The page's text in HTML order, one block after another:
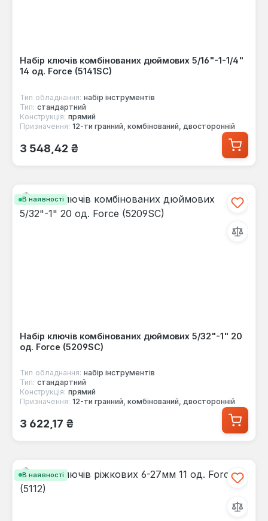
Набір ключів комбінованих дюймових 5/16"-1-1/4"
14 од. Force (5141SC)
Тип обладнання: набір інструментів
Тип: стандартний
Конструкція: прямий
Призначення: 12-ти гранний, комбінований, двосторонній
Звичайна ціна:
3 548,42 ₴
В наявності
Набір ключів комбінованих дюймових 5/32"-1" 20
од. Force (5209SC)
Тип обладнання: набір інструментів
Тип: стандартний
Конструкція: прямий
Призначення: 12-ти гранний, комбінований, двосторонній
Звичайна ціна:
3 622,17 ₴
В наявності